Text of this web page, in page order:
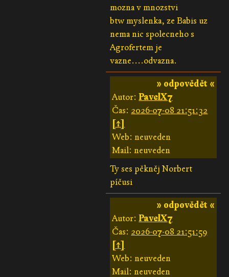
mozna v mnozstvi
btw myslenka, ze Babis uz
nema nic spolecneho s
Agrofertem je
vazne....odvazna.
» odpovědět «
Autor:PavelX7
Čas: 2026-07-08 21:51:32
[↑]
Web: neuveden
Mail: neuveden
Ty ses pěkněj Norbert
píčusi
» odpovědět «
Autor:PavelX7
Čas: 2026-07-08 21:51:59
[↑]
Web: neuveden
Mail: neuveden